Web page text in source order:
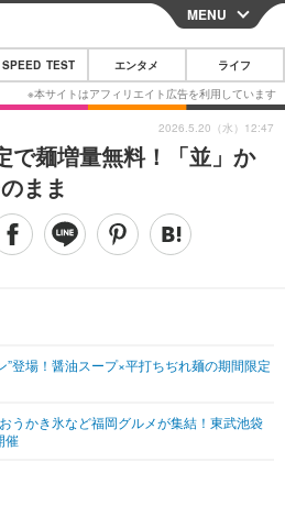
CLOSE
スマートフォン
その他
映画・ドラマ
その他
MENU
SPEED TEST エンタメ ライフ
で麺増量無料！「並」か
まま
”登場！醤油スープ×平打ちぢれ麺の期間限定
うかき氷など福岡グルメが集結！東武池袋
催
2026.5.20（水）12:47